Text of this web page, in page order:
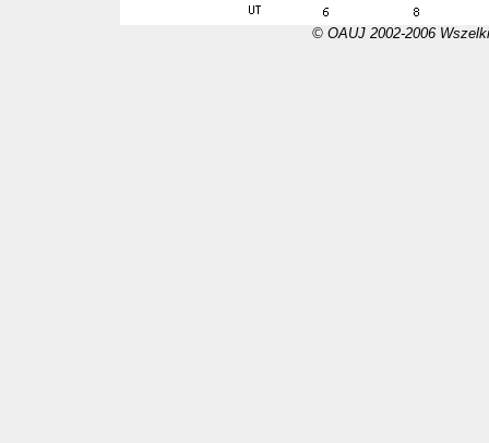
© OAUJ 2002-2006